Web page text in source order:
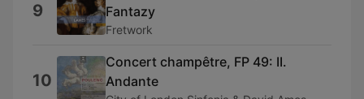
9
Fantazy
Fretwork
10
Concert champêtre, FP 49: II.
Andante